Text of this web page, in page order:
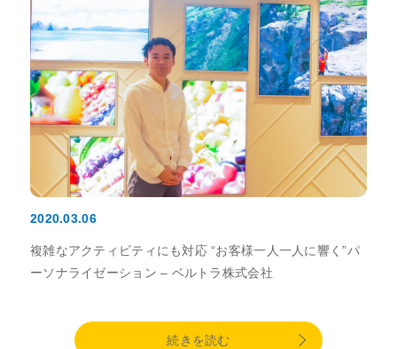
2020.03.06
複雑なアクティビティにも対応 “お客様一人一人に響く”パ
ーソナライゼーション – ベルトラ株式会社
続きを読む